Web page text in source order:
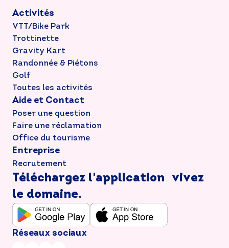
Activités
VTT/Bike Park
Trottinette
Gravity Kart
Randonnée & Piétons
Golf
Toutes les activités
Aide et Contact
Poser une question
Faire une réclamation
Office du tourisme
Entreprise
Recrutement
Téléchargez l'application vivez
le domaine.
Réseaux sociaux